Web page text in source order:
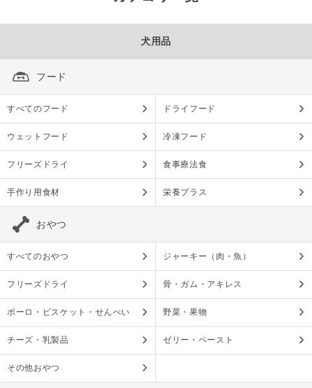
犬用品
フード
すべてのフード ドライフード
ウェットフード 冷凍フード
フリーズドライ 食事療法食
手作り用食材 栄養プラス
おやつ
すべてのおやつ ジャーキー（肉・魚）
フリーズドライ 骨・ガム・アキレス
ボーロ・ビスケット・せんべい 野菜・果物
チーズ・乳製品 ゼリー・ペースト
その他おやつ